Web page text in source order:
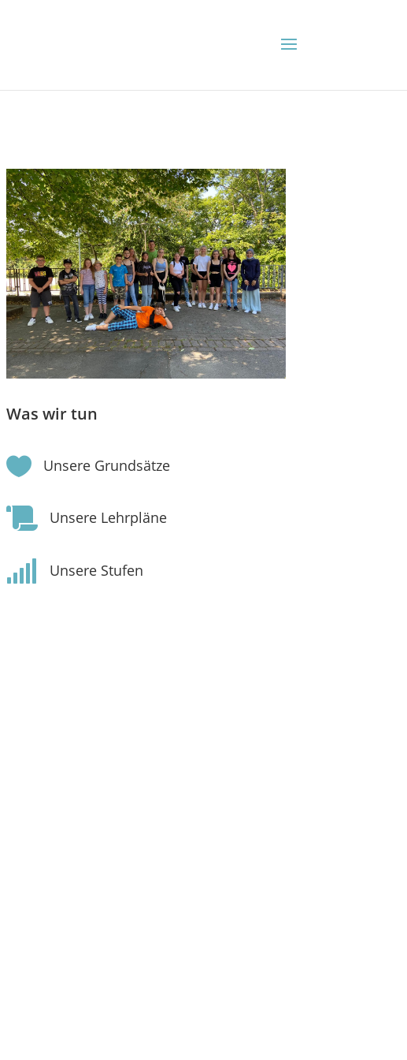
Was wir tun
 Unsere Grundsätze
 Unsere Lehrpläne
 Unsere Stufen